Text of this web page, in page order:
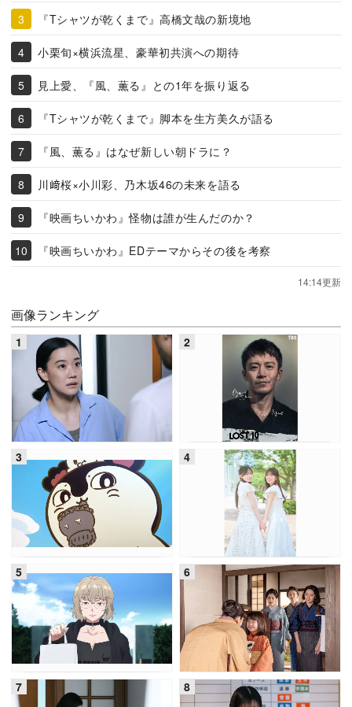
『Tシャツが乾くまで』高橋文哉の新境地
小栗旬×横浜流星、豪華初共演への期待
見上愛、『風、薫る』との1年を振り返る
『Tシャツが乾くまで』脚本を生方美久が語る
『風、薫る』はなぜ新しい朝ドラに？
川﨑桜×小川彩、乃木坂46の未来を語る
『映画ちいかわ』怪物は誰が生んだのか？
『映画ちいかわ』EDテーマからその後を考察
14:14更新
画像ランキング